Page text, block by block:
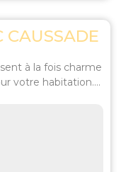
CAUSSADE
à la fois charme
votre habitation....